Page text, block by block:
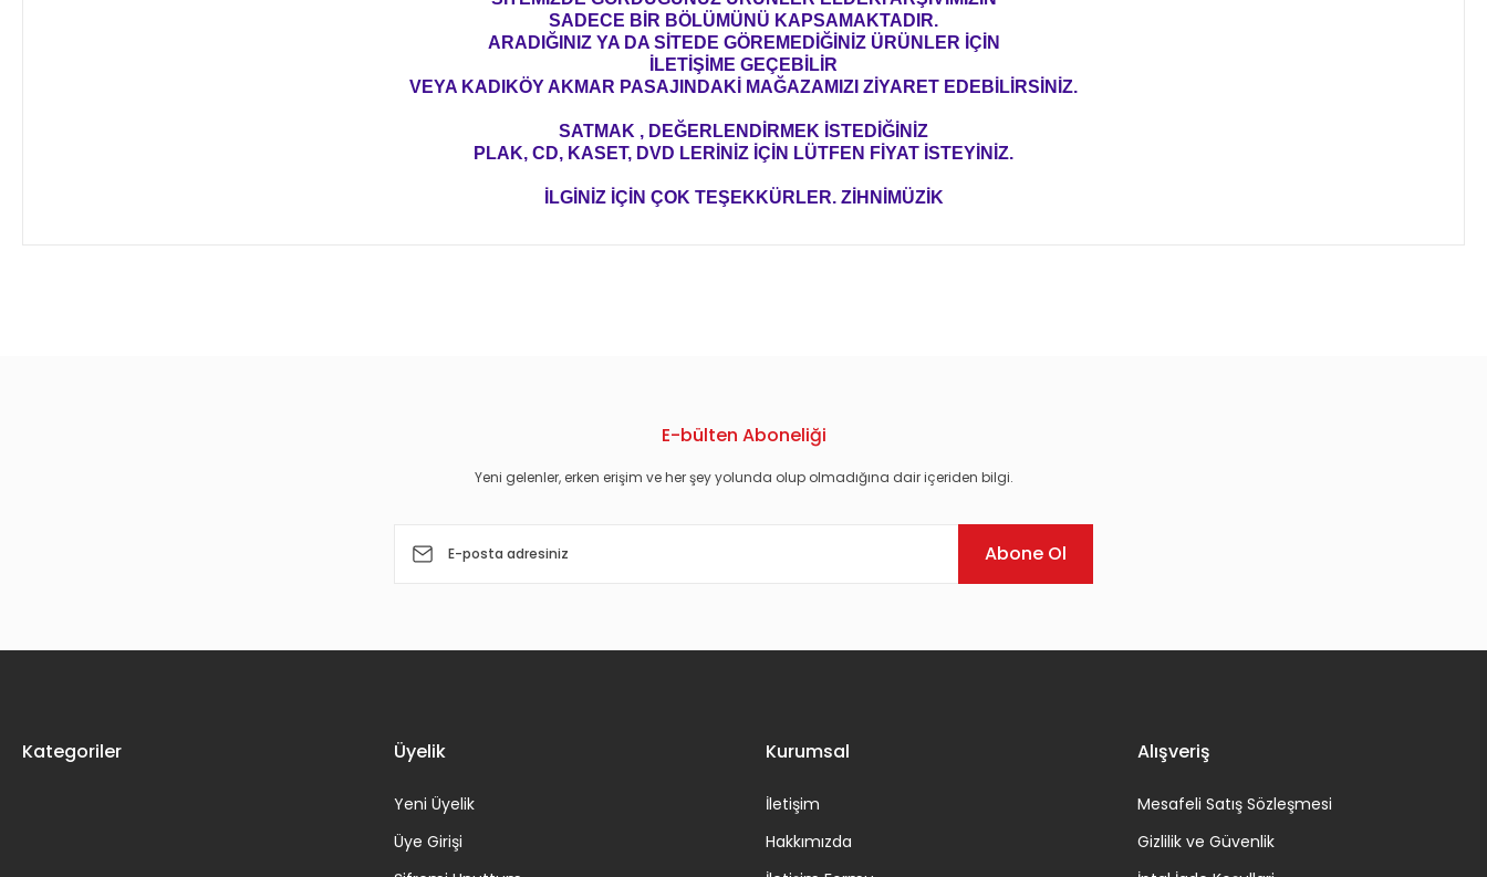
SADECE BİR BÖLÜMÜNÜ KAPSAMAKTADIR.
ARADIĞINIZ YA DA SİTEDE GÖREMEDİĞİNİZ ÜRÜNLER İÇİN
İLETİŞİME GEÇEBİLİR
VEYA KADIKÖY AKMAR PASAJINDAKİ MAĞAZAMIZI ZİYARET EDEBİLİRSİNİZ.
SATMAK , DEĞERLENDİRMEK İSTEDİĞİNİZ
PLAK, CD, KASET, DVD LERİNİZ İÇİN LÜTFEN FİYAT İSTEYİNİZ.
İLGİNİZ İÇİN ÇOK TEŞEKKÜRLER. ZİHNİMÜZİK
E-bülten Aboneliği
Yeni gelenler, erken erişim ve her şey yolunda olup olmadığına dair içeriden bilgi.
Abone Ol
Kategoriler Üyelik
Yeni Üyelik
Üye Girişi
Kurumsal
İletişim
Hakkımızda
Alışveriş
Mesafeli Satış Sözleşmesi
Gizlilik ve Güvenlik